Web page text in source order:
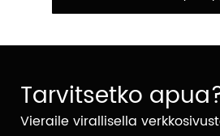
Tarvitsetko
Vieraile virallisella